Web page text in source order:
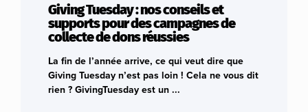
Giving Tuesday : nos conseils et
supports pour des campagnes de
collecte de dons réussies
La fin de l’année arrive, ce qui veut dire que
Giving Tuesday n’est pas loin ! Cela ne vous dit
rien ? GivingTuesday est un ...